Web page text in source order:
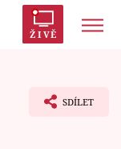
ŽIVĚ
SDÍLET